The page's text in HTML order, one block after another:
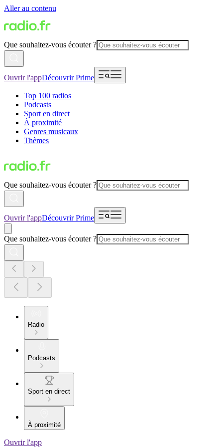
Aller au contenu
Que souhaitez-vous écouter ?
Ouvrir l'appDécouvrir Prime
Top 100 radios
Podcasts
Sport en direct
À proximité
Genres musicaux
Thèmes
Que souhaitez-vous écouter ?
Ouvrir l'appDécouvrir Prime
Que souhaitez-vous écouter ?
Radio
Podcasts
Sport en direct
À proximité
Ouvrir l'app